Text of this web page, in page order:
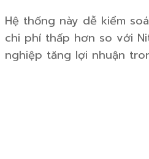
Hệ thống này dễ kiểm
chi phí thấp hơn so với
nghiệp tăng lợi nhuận